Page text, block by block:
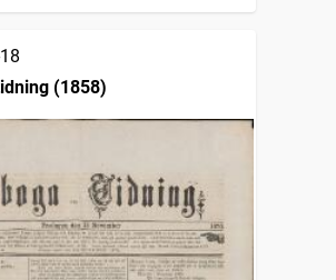
(1858)